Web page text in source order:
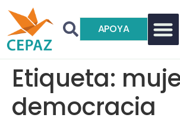
APOYA
Etiqueta:
democracia